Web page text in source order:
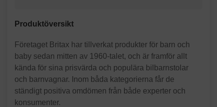
Produktöversikt
Företaget Britax har tillverkat produkter för barn och
baby sedan mitten av 1960-talet, och är framför allt
kända för sina prisvärda och populära bilbarnstolar
och barnvagnar. Inom båda kategorierna får de
ständigt positiva omdömen från både experter och
konsumenter.